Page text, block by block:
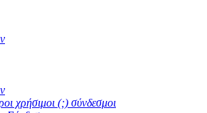
χρήσιμοι (;) σύνδεσμοι